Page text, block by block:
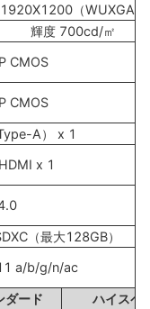
1920X1200（WUXGA）
輝度 700cd/㎡
CMOS
CMOS
A） x 1
x 1
（最大128GB）
a/b/g/n/ac
ダード ハイスペ